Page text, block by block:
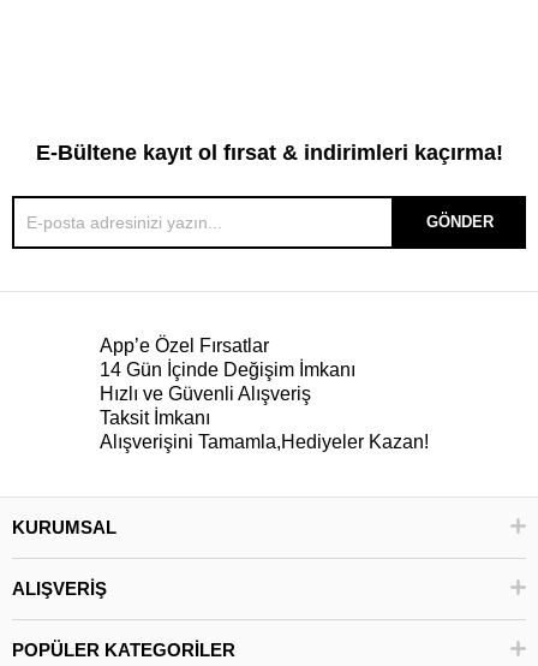
E-Bültene kayıt ol fırsat & indirimleri kaçırma!
GÖNDER
App’e Özel Fırsatlar
14 Gün İçinde Değişim İmkanı
Hızlı ve Güvenli Alışveriş
Taksit İmkanı
Alışverişini Tamamla,Hediyeler Kazan!
KURUMSAL
ALIŞVERİŞ
POPÜLER KATEGORİLER